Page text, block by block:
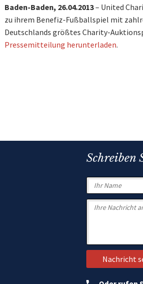
Baden-Baden, 26.04.2013– United
zu ihrem Benefiz-Fußballspiel mit
Deutschlands größtes Charity-
Pressemitteilung herunterladen.
Schreiben